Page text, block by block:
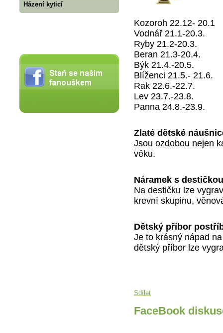
Házení kyticí
Kozoroh 22.12- 20.1
Vodnář 21.1-20.3.
Ryby 21.2-20.3.
Beran 21.3-20.4.
Býk 21.4.-20.5.
Blíženci 21.5.- 21.6.
Rak 22.6.-22.7.
Lev 23.7.-23.8.
Panna 24.8.-23.9.
Zlaté dětské
Jsou ozdobou nejen
věku.
Náramek s destičkou
Na destičku lze
krevní skupinu,
Dětský příbor
Je to krásný nápad
dětský příbor lze
Sdílet
FaceBook